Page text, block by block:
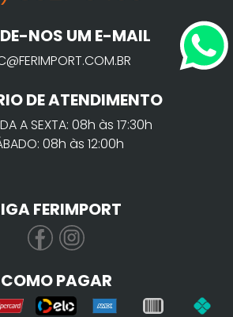
NOS UM E-MAIL
DE ATENDIMENTO
A SEXTA: 08h às 17:30h
08h às 12:00h
FERIMPORT
COMO PAGAR